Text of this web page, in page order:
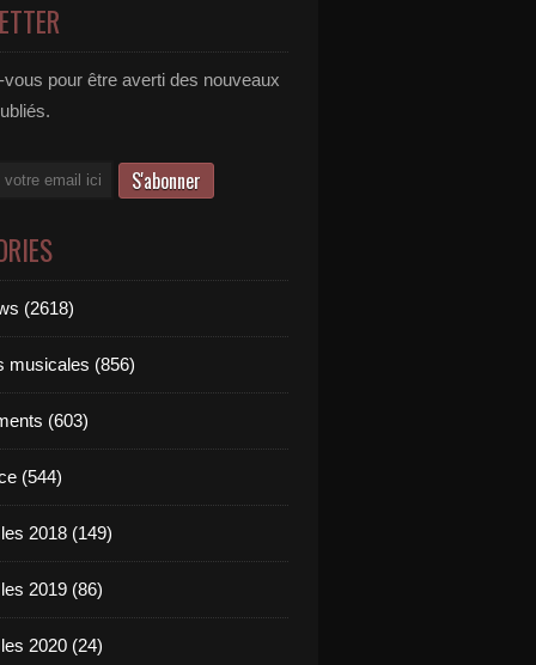
pour être averti des nouveaux
(2618)
musicales (856)
(603)
(544)
2018 (149)
2019 (86)
2020 (24)